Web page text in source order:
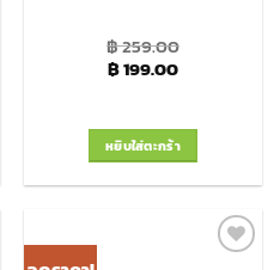
320.00.
is: ฿ 290.00.
฿259.00
Original price was:
฿199.00Current
หยิบใส่ตะกร้า